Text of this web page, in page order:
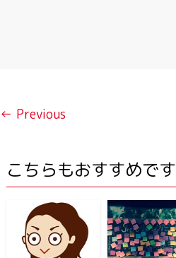
← Previous
こちらもおすすめです